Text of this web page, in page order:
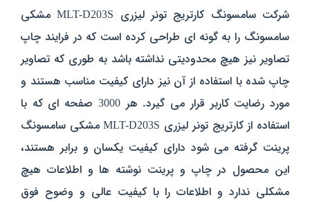
شرکت سامسونگ کارتریج تونر لیزری MLT-D203Sمشکی
سامسونگ را به گونه ای طراحی کرده است که در فرایند چاپ
تصاویر نیز هیچ محدودیتی نداشته باشد به طوری که تصاویر
چاپ شده با استفاده از آن نیز دارای کیفیت مناسب هستند و
مورد رضایت کاربر قرار می گیرد. هر 3000 صفحه ای که با
استفاده از کارتریج تونر لیزری MLT-D203Sمشکی سامسونگ
پرینت گرفته می شود دارای کیفیت یکسان و برابر هستند،
این محصول در چاپ و پرینت نوشته ها و اطلاعات هیچ
مشکلی ندارد و اطلاعات را با کیفیت عالی و وضوح فوق